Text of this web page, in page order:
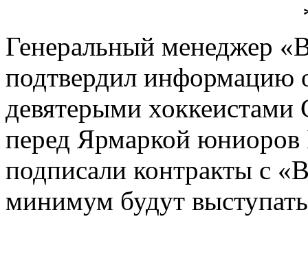
Генеральный менеджер
подтвердил информацию
девятерыми
перед Ярмаркой
подписали контракты с
минимум будут